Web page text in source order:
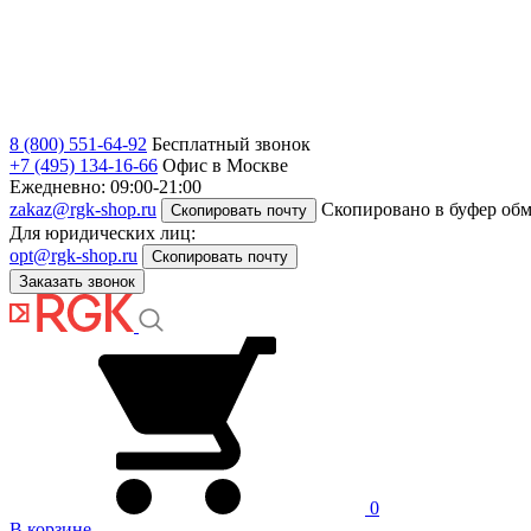
8 (800) 551-64-92 Бесплатный звонок
+7 (495) 134-16-66 Офис в Москве
Ежедневно: 09:00-21:00
zakaz@rgk-shop.ru
Скопировать почту
Скопировано в буфер
Для юридических лиц:
opt@rgk-shop.ru
Скопировать почту
Заказать звонок
0